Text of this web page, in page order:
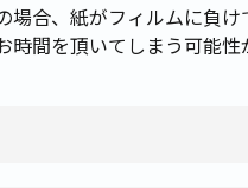
場合、紙がフィルムに負け
時間を頂いてしまう可能